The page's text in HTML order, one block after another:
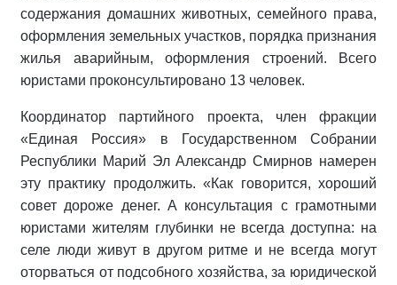
содержания домашних животных, семейного права,
оформления земельных участков, порядка признания
жилья аварийным, оформления строений. Всего
юристами проконсультировано 13 человек.
Координатор партийного проекта, член фракции
«Единая Россия» в Государственном Собрании
Республики Марий Эл Александр Смирнов намерен
эту практику продолжить. «Как говорится, хороший
совет дороже денег. А консультация с грамотными
юристами жителям глубинки не всегда доступна: на
селе люди живут в другом ритме и не всегда могут
оторваться от подсобного хозяйства, за юридической